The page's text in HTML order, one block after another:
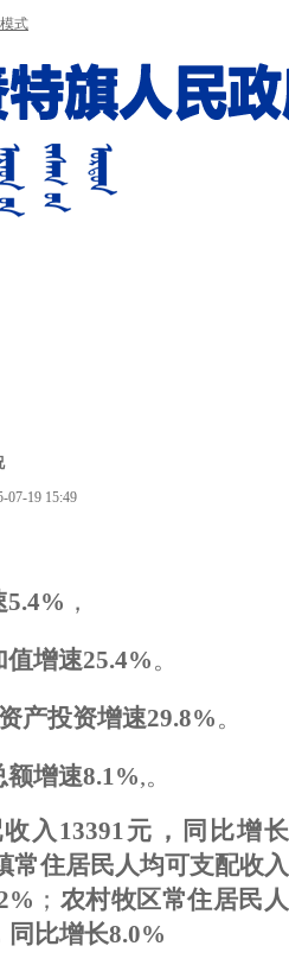
式
07-19 15:49
5.4% ，
值增速25.4%。
产投资增速29.8%。
额增速8.1%,。
入13391元，同比增长
常住居民人均可支配收入
； 农村牧区常住居民人
同比增长8.0%